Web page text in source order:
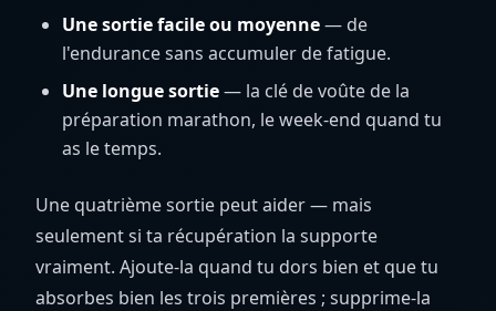
Une sortie facile ou moyenne— de
l'endurance sans accumuler de fatigue.
Une longue sortie— la clé de voûte de la
préparation marathon, le week-end quand tu
as le temps.
Une quatrième sortie peut aider — mais
seulement si ta récupération la supporte
vraiment. Ajoute-la quand tu dors bien et que tu
absorbes bien les trois premières ; supprime-la